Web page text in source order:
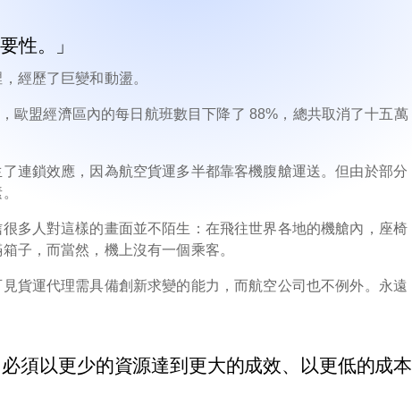
性。」
經歷了巨變和動盪。
歐盟經濟區內的每日航班數目下降了 88%，總共取消了十五萬
連鎖效應，因為航空貨運多半都靠客機腹艙運送。但由於部分
多人對這樣的畫面並不陌生：在飛往世界各地的機艙內，座椅
子，而當然，機上沒有一個乘客。
貨運代理需具備創新求變的能力，而航空公司也不例外。永遠
須以更少的資源達到更大的成效、以更低的成本